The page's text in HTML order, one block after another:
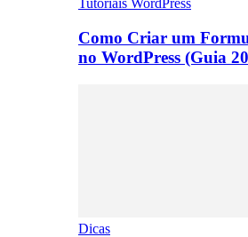
Tutoriais WordPress
Como Criar um
no WordPress (Guia
Dicas